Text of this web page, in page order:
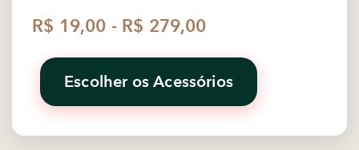
R$ 19,00 - R$ 279,00
Escolher os Acessórios